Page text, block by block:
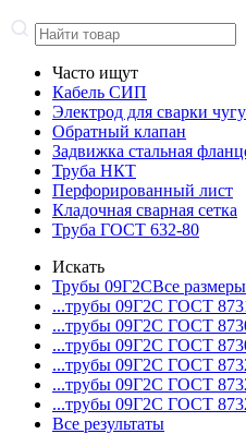
Часто ищут
Кабель СИП
Электрод для сварки
Обратный клапан
Задвижка стальная
Труба НКТ
Перфорированный лист
Кладочная сварная сетка
Труба ГОСТ 632-80
Искать
Трубы 09Г2СВсе размеры
...трубы 09Г2С ГОСТ
...трубы 09Г2С ГОСТ
...трубы 09Г2С ГОСТ
...трубы 09Г2С ГОСТ
...трубы 09Г2С ГОСТ
...трубы 09Г2С ГОСТ
Все результаты